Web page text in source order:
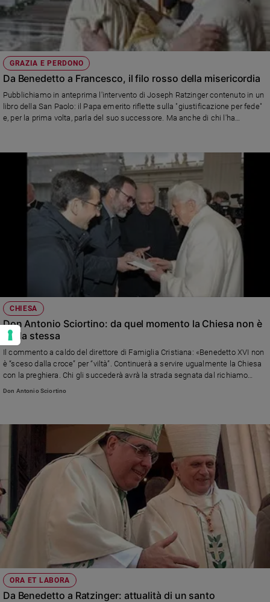
GRAZIA E PERDONO
Da Benedetto a Francesco, il filo rosso della misericordia
Pubblichiamo in anteprima l'intervento di Joseph Ratzinger contenuto in un
libro della San Paolo: il Papa emerito riflette sulla "giustificazione per fede"
e, per la prima volta, parla del suo successore. Ma anche di chi l'ha
CHIESA
Don Antonio Sciortino: da quel momento la Chiesa non è
più la stessa
Il commento a caldo del direttore di Famiglia Cristiana: «Benedetto XVI non
è “sceso dalla croce” per “viltà”. Continuerà a servire ugualmente la Chiesa
con la preghiera. Chi gli succederà avrà la strada segnata dal richiamo
all’unità e alla testimonianza evangelica»
Don Antonio Sciortino
ORA ET LABORA
Da Benedetto a Ratzinger: attualità di un santo